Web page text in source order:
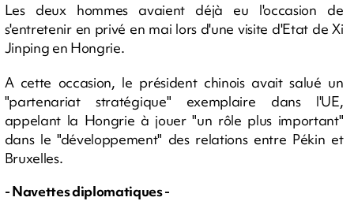
Les deux hommes avaient déjà eu l'occasion de
s'entretenir en privé en mai lors d'une visite d'Etat de Xi
Jinping en Hongrie.
A cette occasion, le président chinois avait salué un
"partenariat stratégique" exemplaire dans l'UE,
appelant la Hongrie à jouer "un rôle plus important"
dans le "développement" des relations entre Pékin et
Bruxelles.
- Navettes diplomatiques -